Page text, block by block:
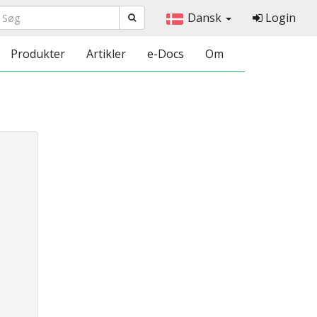
Dansk Login
Produkter Artikler e-Docs Om